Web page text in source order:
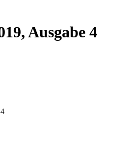
Ausgabe 4